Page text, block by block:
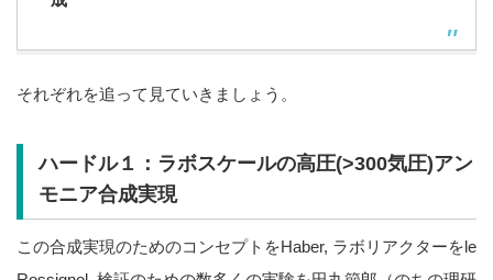
それぞれを追って見ていきましょう。
ハードル１：ラボスケールの高圧(>300気圧)アン
モニア合成実現
この合成実現のためのコンセプトをHaber, ラボリアクターをle